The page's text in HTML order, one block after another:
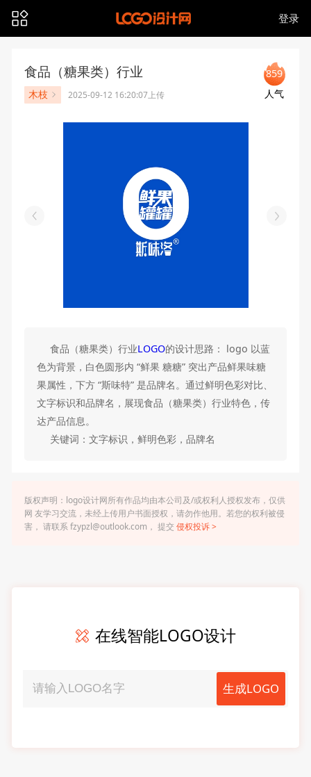
登录
食品（糖果类）行业
木枝 2025-09-12 16:20:07上传
859
人气
食品（糖果类）行业LOGO的设计思路： logo 以蓝
色为背景，白色圆形内 “鲜果 糖糖” 突出产品鲜果味糖
果属性，下方 “斯味特” 是品牌名。通过鲜明色彩对比、
文字标识和品牌名，展现食品（糖果类）行业特色，传
达产品信息。
关键词：文字标识，鲜明色彩，品牌名
版权声明：logo设计网所有作品均由本公司及/或权利人授权发布，仅供
网 友学习交流，未经上传用户书面授权，请勿作他用。若您的权利被侵
害， 请联系 fzypzl@outlook.com， 提交 侵权投诉 >
在线智能LOGO设计
生成LOGO